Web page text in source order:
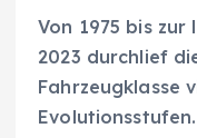
Von 1975 bis
2023 durchlief
Fahrzeugklasse